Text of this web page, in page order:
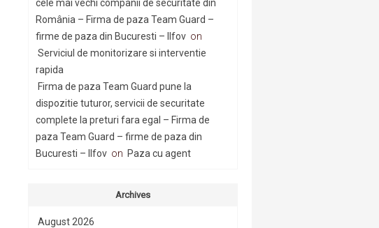
cele mai vechi companii de securitate din
România – Firma de paza Team Guard –
firme de paza din Bucuresti – Ilfov on
Serviciul de monitorizare si interventie
rapida
Firma de paza Team Guard pune la
dispozitie tuturor, servicii de securitate
complete la preturi fara egal – Firma de
paza Team Guard – firme de paza din
Bucuresti – Ilfov on Paza cu agent
Archives
August 2026